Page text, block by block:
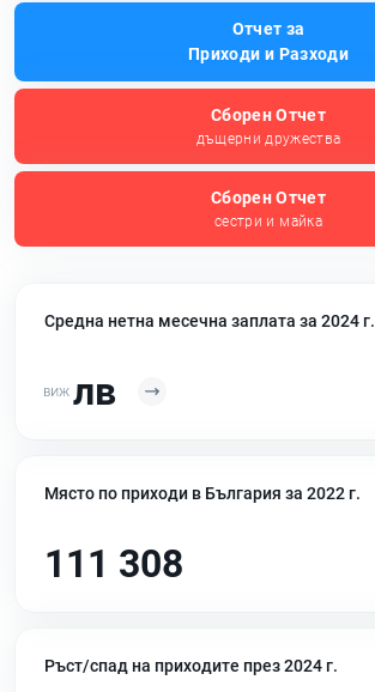
Отчет за
Приходи и Разходи
Сборен Отчет
дъщерни дружества
Сборен Отчет
сестри и майка
Средна нетна месечна заплата за 2024 г.
лв
Място по приходи в България за 2022 г.
111 308
Ръст/спад на приходите през 2024 г.